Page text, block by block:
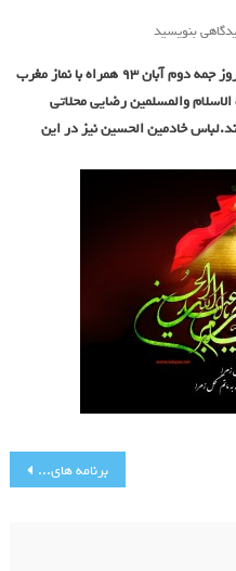
بنویسیددر
سیاه
پوشان
مراسم سیاه پوشان مسجد جامع رجایی شهر روز جمه دوم آبان 93 همراه با نماز مغرب
والمسلمین رضایی محلاتی
خادمین الحسین نیز در این
برنامه های دهه اول محرم مسجد جامع رجایی شهر